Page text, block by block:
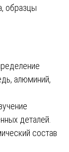
образцы
алюминий,
деталей.
состав